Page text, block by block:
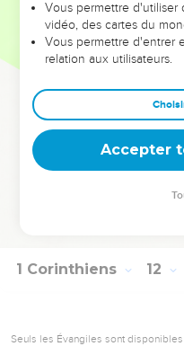
Ainsi, mes frères,
prendre le repas du
autres.
Si quelqu’un a faim,
n’attiriez pas le jugement
réunions. Quant aux
je serai arrivé chez vous.
© Société biblique française –
1 Corinthiens 12
Seuls les Évangiles sont
Vous permettre d'utiliser
vidéo, des cartes du
Vous permettre d'entrer
relation aux utilisateurs.
Accepter